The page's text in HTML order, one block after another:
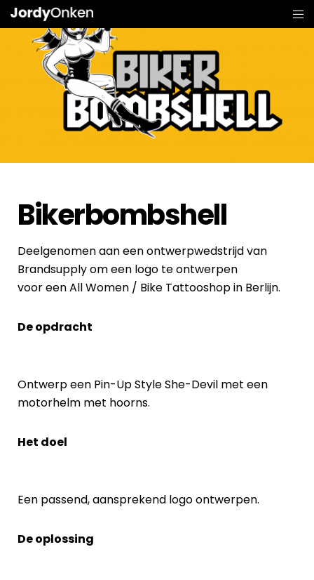
Bikerbombshell
Deelgenomen aan een ontwerpwedstrijd van
Brandsupply om een logo te ontwerpen
voor een All Women / Bike Tattooshop in Berlijn.
De opdracht
Ontwerp een Pin-Up Style She-Devil met een
motorhelm met hoorns.
Het doel
Een passend, aansprekend logo ontwerpen.
De oplossing